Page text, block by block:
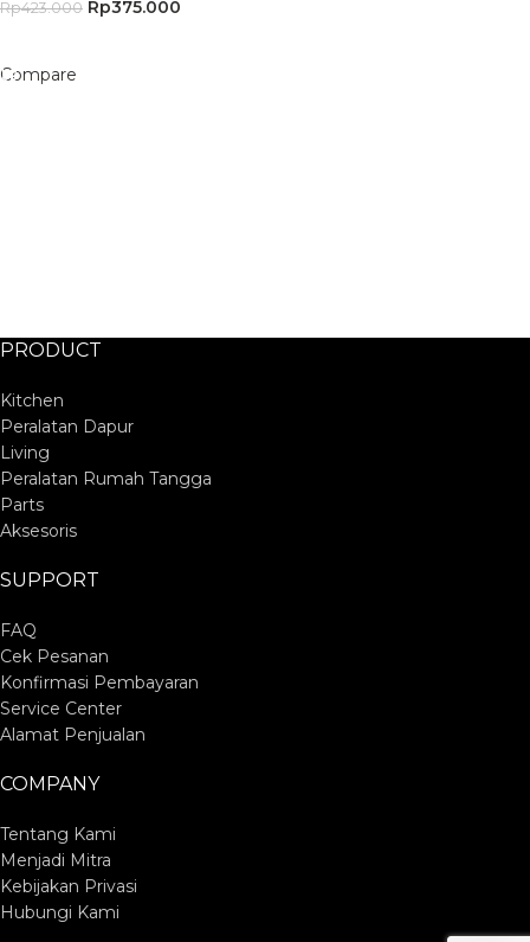
Rp423.000 Rp375.000
Compare
PRODUCT
Kitchen
Peralatan Dapur
Living
Peralatan Rumah Tangga
Parts
Aksesoris
SUPPORT
FAQ
Cek Pesanan
Konfirmasi Pembayaran
Service Center
Alamat Penjualan
COMPANY
Tentang Kami
Menjadi Mitra
Kebijakan Privasi
Hubungi Kami